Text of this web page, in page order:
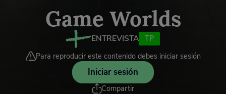
Game Worlds
ENTREVISTA TP
Para reproducir este contenido debes iniciar sesión
Iniciar sesión
Compartir